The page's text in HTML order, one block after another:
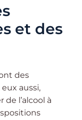
et des
des
aussi,
l’alcool à